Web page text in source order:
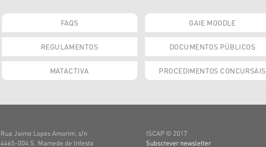
FAQS GAIE MOODLE
REGULAMENTOS DOCUMENTOS PÚBLICOS
MATACTIVA PROCEDIMENTOS CONCURSAIS
Rua Jaime Lopes Amorim, s/n
4465-004 S. Mamede de Infesta
ISCAP © 2017
Subscrever newsletter